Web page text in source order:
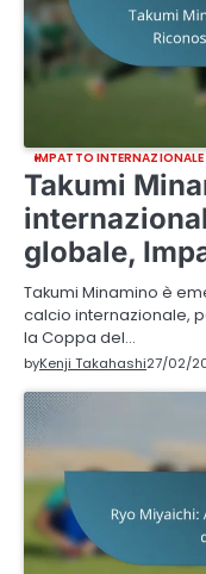
IMPATTO
Takumi
globale,
Takumi Minamino è
calcio internazionale,
la Coppa del…
byKenji Takahashi27/02/